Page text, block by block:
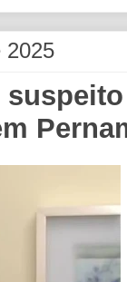
2025